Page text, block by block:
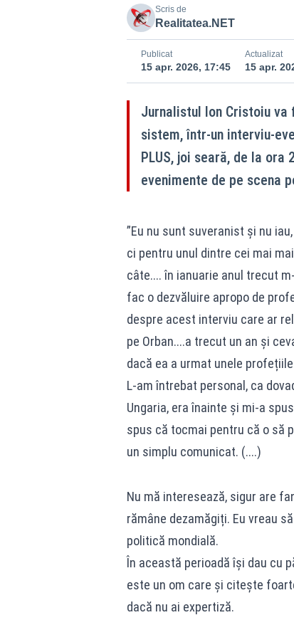
Scris de
Realitatea.NET
Publicat
15 apr. 2026, 17:45
Actualizat
15 apr.
Jurnalistul Ion Cristoiu
sistem, într-un interviu-
PLUS, joi seară, de la
evenimente de pe scena
”Eu nu sunt suveranist și nu
ci pentru unul dintre cei mai
câte.... în ianuarie anul trecut
fac o dezvăluire apropo de
despre acest interviu care ar
pe Orban....a trecut un an și
dacă ea a urmat unele
L-am întrebat personal, ca
Ungaria, era înainte și mi-a
spus că tocmai pentru că o să
un simplu comunicat. (....)
Nu mă interesează, sigur are
rămâne dezamăgiți. Eu vreau
politică mondială.
În această perioadă își dau cu
este un om care și citește
dacă nu ai expertiză.